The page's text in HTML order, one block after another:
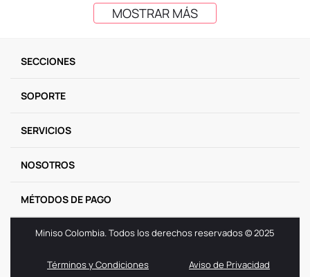
MOSTRAR MÁS
SECCIONES
SOPORTE
SERVICIOS
NOSOTROS
MÉTODOS DE PAGO
Miniso Colombia. Todos los derechos reservados © 2025
Términos y Condiciones Aviso de Privacidad